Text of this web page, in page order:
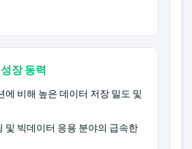
장 동력
에 비해 높은 데이터 저장 밀도 및
및 빅데이터 응용 분야의 급속한